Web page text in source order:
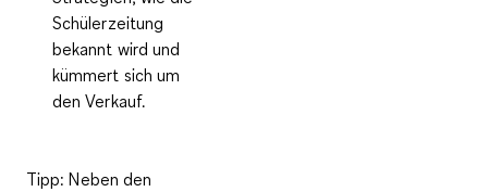
Schülerzeitung
bekannt wird und
kümmert sich um
den Verkauf.
Tipp: Neben den